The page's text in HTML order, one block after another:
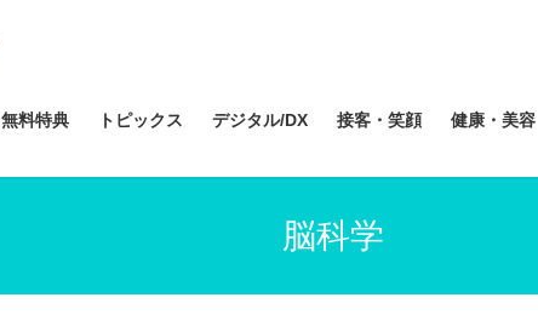
無料特典 トピックス デジタル/DX 接客・笑顔 健康・美容
脳科学